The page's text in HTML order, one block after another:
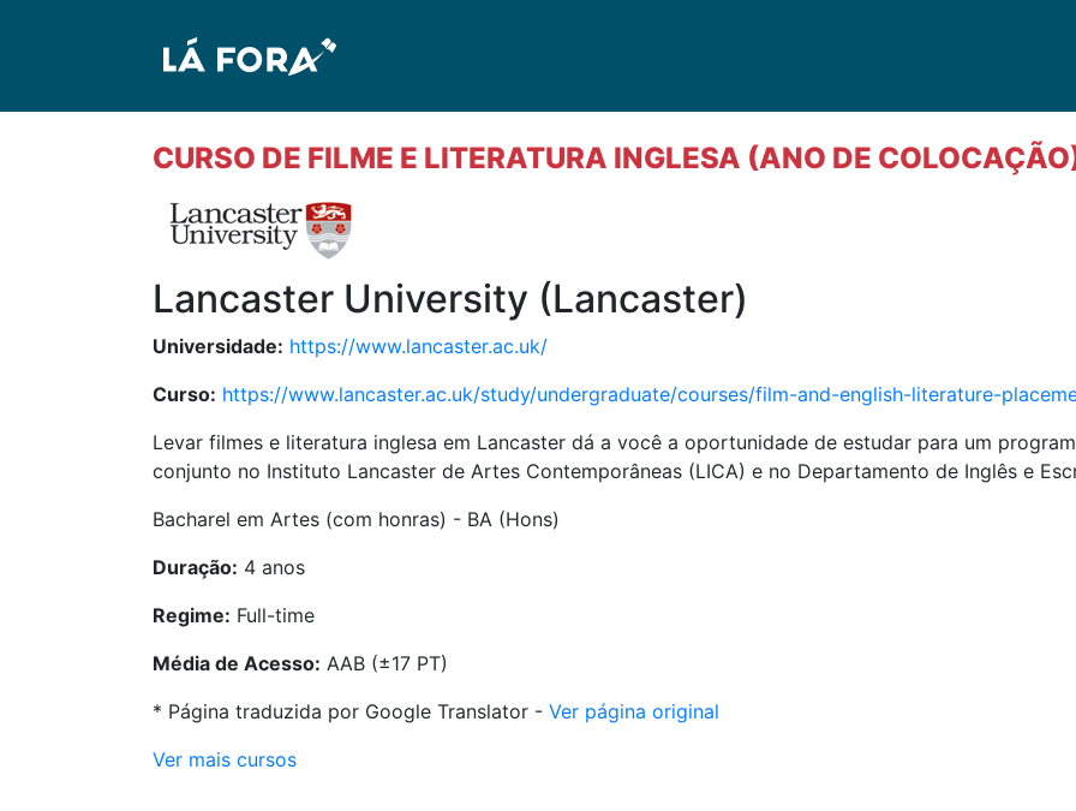
CURSO DE FILME E LITERATURA INGLESA (ANO DE
Lancaster University (Lancaster)
Universidade: https://www.lancaster.ac.uk/
Curso: https://www.lancaster.ac.uk/study/undergraduate/courses/film-and-english-literature-
Levar filmes e literatura inglesa em Lancaster dá a você a oportunidade de estudar para um
conjunto no Instituto Lancaster de Artes Contemporâneas (LICA) e no Departamento de Inglês e
Bacharel em Artes (com honras) - BA (Hons)
Duração: 4 anos
Regime: Full-time
Média de Acesso: AAB (±17 PT)
* Página traduzida por Google Translator - Ver página original
Ver mais cursos